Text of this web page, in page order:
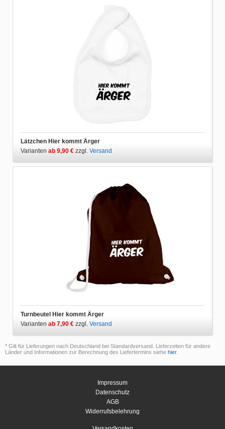
Lätzchen Hier kommt Ärger
Varianten ab 9,90 € zzgl. Versand
Turnbeutel Hier kommt Ärger
Varianten ab 7,90 € zzgl. Versand
* Gilt für Lieferungen nach Deutschland bei Standardversand. Lieferzeiten für andere
Länder und Informationen zur Berechnung des Liefertermins siehe hier.
Impressum
Datenschutz
AGB
Widerrufsbelehrung